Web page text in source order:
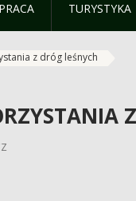
TURYSTYKA
z dróg leśnych